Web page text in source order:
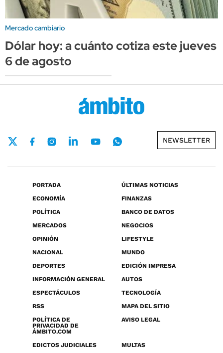
Mercado cambiario
Dólar hoy: a cuánto cotiza este jueves
6 de agosto
NEWSLETTER
PORTADA
ÚLTIMAS NOTICIAS
ECONOMÍA
FINANZAS
POLÍTICA
BANCO DE DATOS
MERCADOS
NEGOCIOS
OPINIÓN
LIFESTYLE
NACIONAL
MUNDO
DEPORTES
EDICIÓN IMPRESA
INFORMACIÓN GENERAL
AUTOS
ESPECTÁCULOS
TECNOLOGÍA
RSS
MAPA DEL SITIO
POLÍTICA DE
PRIVACIDAD DE
ÁMBITO.COM
AVISO LEGAL
EDICTOS JUDICIALES MULTAS